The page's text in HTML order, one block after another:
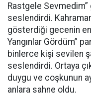
Rastgele
seslendirdi.
gösterdiği gecenin
Yangınlar Gördüm”
binlerce kişi sevilen
seslendirdi. Ortaya
duygu ve coşkunun
anlara sahne oldu.